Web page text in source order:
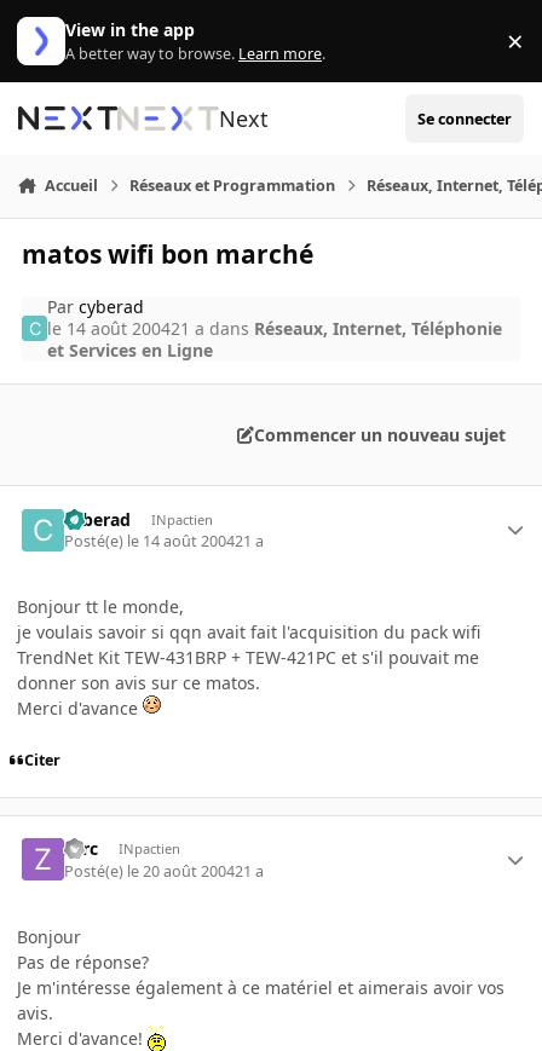
Aller au contenu
View in the app
A better way to browse. Learn more. ×
Next Se connecter
Accueil Réseaux et Programmation Réseaux, Internet,
matos wifi bon marché
Parcyberad
le 14 août 200421 a dans Réseaux, Internet, Téléphonie
et Services en Ligne
Commencer un nouveau sujet
cyberad INpactien
Posté(e) le 14 août 200421 a
Bonjour tt le monde,
je voulais savoir si qqn avait fait l'acquisition du pack wifi
TrendNet Kit TEW-431BRP + TEW-421PC et s'il pouvait me
donner son avis sur ce matos.
Merci d'avance
Citer
zarc INpactien
Posté(e) le 20 août 200421 a
Bonjour
Pas de réponse?
Je m'intéresse également à ce matériel et aimerais avoir vos
avis.
Merci d'avance!